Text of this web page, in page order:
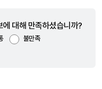
대해 만족하셨습니까?
불만족